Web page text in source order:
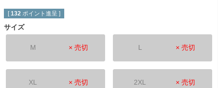
[ 132 ポイント進呈 ]
サイズ
M × 売切 L × 売切
XL × 売切 2XL × 売切